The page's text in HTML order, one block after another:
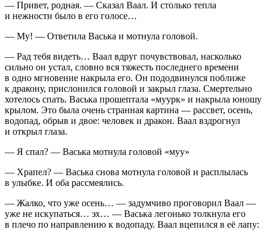
— Привет, родная. — Сказал Ваал. И столько тепла
и нежности было в его голосе…
— Му! — Ответила Васька и мотнула головой.
— Рад тебя видеть… Ваал вдруг почувствовал, насколько
сильно он устал, словно вся тяжесть последнего времени
в одно мгновение накрыла его. Он пододвинулся поближе
к дракону, прислонился головой и закрыл глаза. Смертельно
хотелось спать. Васька прошептала «муурк» и накрыла юношу
крылом. Это была очень странная картина — рассвет, осень,
водопад, обрыв и двое: человек и дракон. Ваал вздрогнул
и открыл глаза.
— Я спал? — Васька мотнула головой «муу»
— Храпел? — Васька снова мотнула головой и расплылась
в улыбке. И оба рассмеялись.
— Жалко, что уже осень… — задумчиво проговорил Ваал —
уже не искупаться… эх… — Васька легонько толкнула его
в плечо по направлению к водопаду. Ваал вцепился в её лапу: